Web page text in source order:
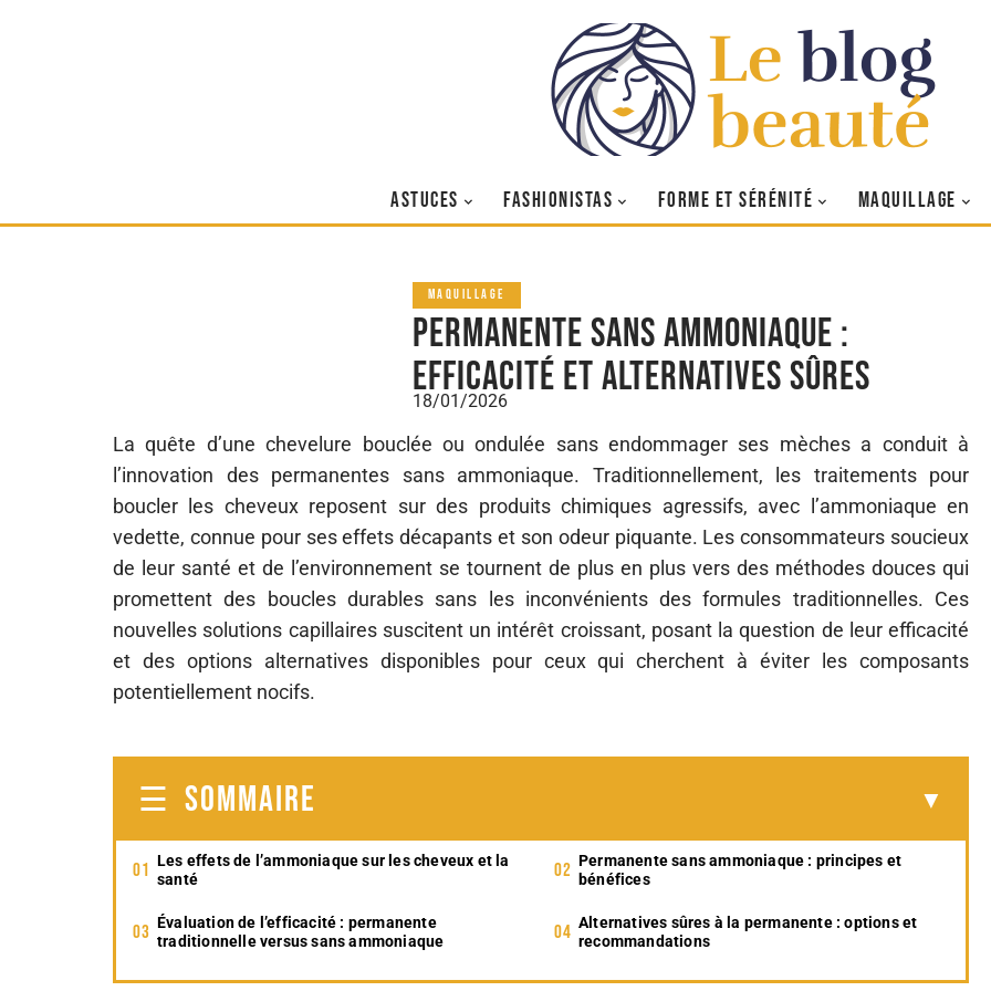
ASTUCES FASHIONISTAS FORME ET SÉRÉNITÉ MAQUILLAGE
MAQUILLAGE
Permanente sans ammoniaque :
efficacité et alternatives sûres
18/01/2026
La quête d’une chevelure bouclée ou ondulée sans endommager ses mèches a conduit à
l’innovation des permanentes sans ammoniaque. Traditionnellement, les traitements pour
boucler les cheveux reposent sur des produits chimiques agressifs, avec l’ammoniaque en
vedette, connue pour ses effets décapants et son odeur piquante. Les consommateurs soucieux
de leur santé et de l’environnement se tournent de plus en plus vers des méthodes douces qui
promettent des boucles durables sans les inconvénients des formules traditionnelles. Ces
nouvelles solutions capillaires suscitent un intérêt croissant, posant la question de leur efficacité
et des options alternatives disponibles pour ceux qui cherchent à éviter les composants
potentiellement nocifs.
SOMMAIRE
Les effets de l’ammoniaque sur les cheveux et la
santé
Permanente sans ammoniaque : principes et
bénéfices
Évaluation de l’efficacité : permanente
traditionnelle versus sans ammoniaque
Alternatives sûres à la permanente : options et
recommandations